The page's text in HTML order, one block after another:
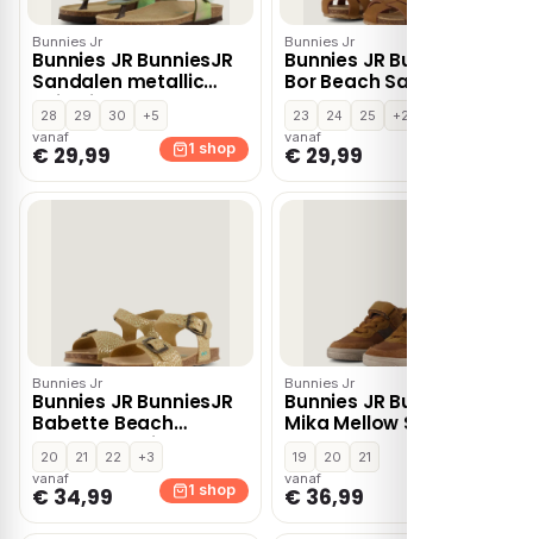
Bunnies Jr
Bunnies JR BunniesJR
Sandalen metallic
Imitatieleer –
Combinatie
28 29 30
+5
vanaf
€ 29,99 1 shop
Bunnies Jr
Bunnies JR BunniesJR
Bor Beach Sandalen
cognac Leer
23 24 25
+2
vanaf
€ 29,99
Bunnies Jr
Bunnies JR BunniesJR
Babette Beach
Sandalen beige
20 21 22
+3
vanaf
€ 34,99 1 shop
Bunnies Jr
Bunnies JR BunniesJR
Mika Mellow Sneakers
cognac Leer
19 20
21
vanaf
€ 36,99